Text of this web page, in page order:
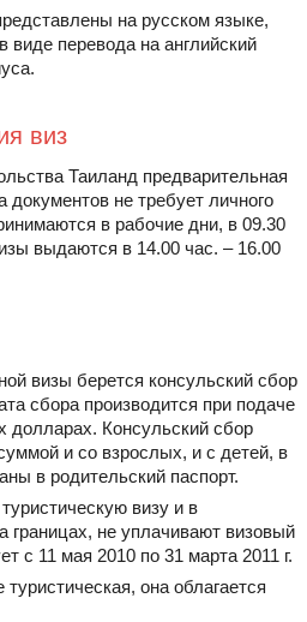
на русском языке,
виде перевода на английский
виз
Таиланд предварительная
документов не требует личного
в рабочие дни, в 09.30
выдаются в 14.00 час. – 16.00
визы берется консульский сбор
сбора производится при подаче
долларах. Консульский сбор
и со взрослых, и с детей, в
в родительский паспорт.
визу и в
границах, не уплачивают визовый
с 11 мая 2010 по 31 марта 2011 г.
она облагается